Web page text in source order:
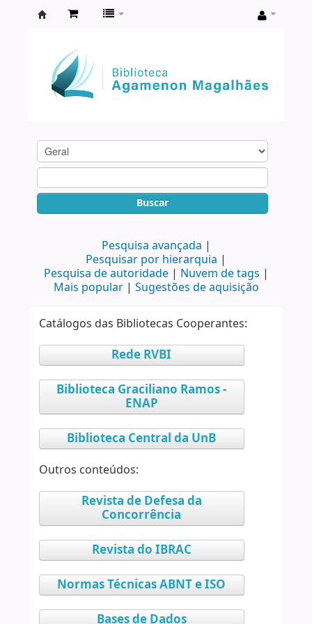
Agamenon
Magalhães
Buscar
Pesquisa avançada
Pesquisar por hierarquia
Pesquisa de autoridade
Nuvem de tags
Mais popular
Sugestões de aquisição
Catálogos das Bibliotecas Cooperantes:
Rede RVBI
Biblioteca Graciliano Ramos -
ENAP
Biblioteca Central da UnB
Outros conteúdos:
Revista de Defesa da
Concorrência
Revista do IBRAC
Normas Técnicas ABNT e ISO
Bases de Dados